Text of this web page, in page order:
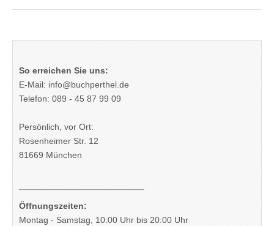
So erreichen Sie uns:
E-Mail: info@buchperthel.de
Telefon: 089 - 45 87 99 09
Persönlich, vor Ort:
Rosenheimer Str. 12
81669 München
Öffnungszeiten:
Montag - Samstag, 10:00 Uhr bis 20:00 Uhr